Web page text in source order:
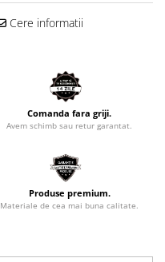
Cere informatii
Comanda fara griji.
Avem schimb sau retur garantat.
Produse premium.
Materiale de cea mai buna calitate.